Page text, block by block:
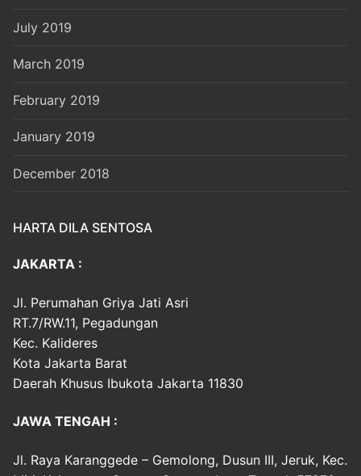
July 2019
March 2019
February 2019
January 2019
December 2018
HARTA DILA SENTOSA
JAKARTA :
Jl. Perumahan Griya Jati Asri
RT.7/RW.11, Pegadungan
Kec. Kalideres
Kota Jakarta Barat
Daerah Khusus Ibukota Jakarta 11830
JAWA TENGAH :
Jl. Raya Karanggede – Gemolong, Dusun III, Jeruk, Kec.